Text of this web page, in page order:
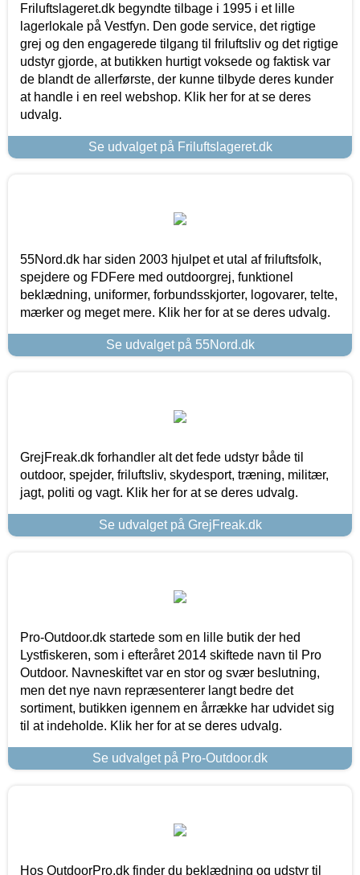
Friluftslageret.dk begyndte tilbage i 1995 i et lille
lagerlokale på Vestfyn. Den gode service, det rigtige
grej og den engagerede tilgang til friluftsliv og det rigtige
udstyr gjorde, at butikken hurtigt voksede og faktisk var
de blandt de allerførste, der kunne tilbyde deres kunder
at handle i en reel webshop. Klik her for at se deres
udvalg.
Se udvalget på Friluftslageret.dk
55Nord.dk har siden 2003 hjulpet et utal af friluftsfolk,
spejdere og FDFere med outdoorgrej, funktionel
beklædning, uniformer, forbundsskjorter, logovarer, telte,
mærker og meget mere. Klik her for at se deres udvalg.
Se udvalget på 55Nord.dk
GrejFreak.dk forhandler alt det fede udstyr både til
outdoor, spejder, friluftsliv, skydesport, træning, militær,
jagt, politi og vagt. Klik her for at se deres udvalg.
Se udvalget på GrejFreak.dk
Pro-Outdoor.dk startede som en lille butik der hed
Lystfiskeren, som i efteråret 2014 skiftede navn til Pro
Outdoor. Navneskiftet var en stor og svær beslutning,
men det nye navn repræsenterer langt bedre det
sortiment, butikken igennem en årrække har udvidet sig
til at indeholde. Klik her for at se deres udvalg.
Se udvalget på Pro-Outdoor.dk
Hos OutdoorPro.dk finder du beklædning og udstyr til